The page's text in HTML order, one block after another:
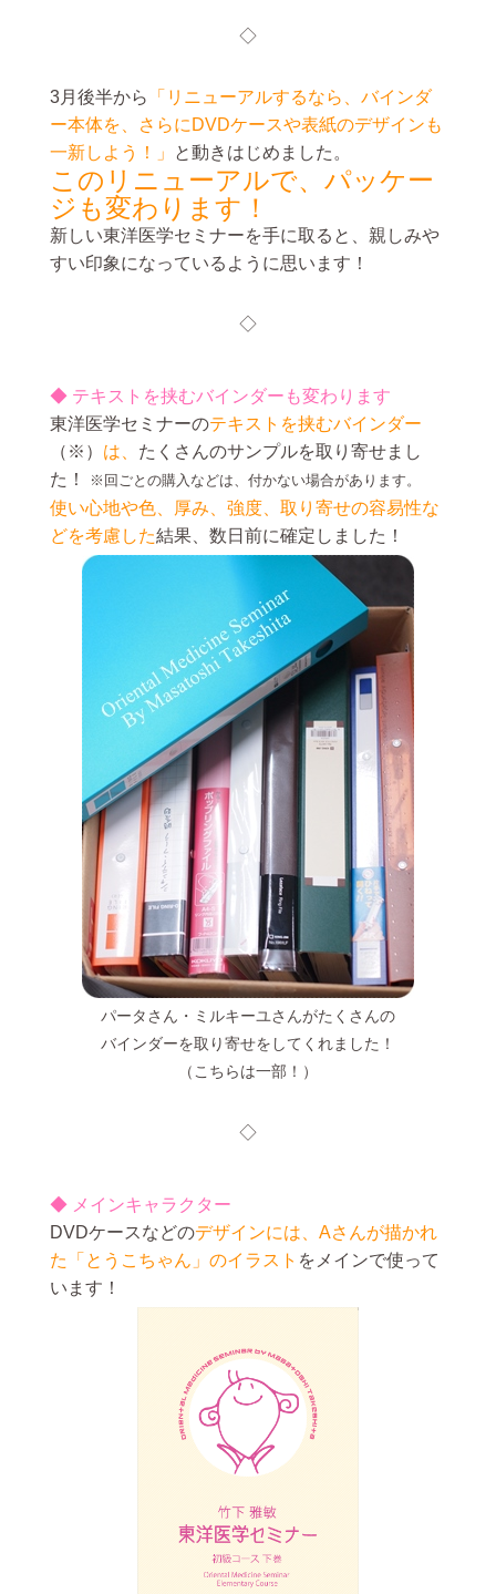
◇
3月後半から
「リニューアルするなら、バインダ
ー本体を、さらにDVDケースや表紙のデザインも
一新しよう！」
と動きはじめました。
このリニューアルで、パッケー
ジも変わります！
新しい東洋医学セミナーを手に取ると、親しみや
すい印象になっているように思います！
◇
◆ テキストを挟むバインダーも変わります
東洋医学セミナーのテキストを挟むバインダー
（※） は、 たくさんのサンプルを取り寄せまし
た！
※回ごとの購入などは、付かない場合があります。
使い心地や色、厚み、強度、取り寄せの容易性な
どを考慮した結果、数日前に確定しました！
パータさん・ミルキーユさんがたくさんの
バインダーを取り寄せをしてくれました！
（こちらは一部！）
◇
◆ メインキャラクター
DVDケースなどのデザインには、Aさんが描かれ
た「とうこちゃん」のイラスト をメインで使って
います！